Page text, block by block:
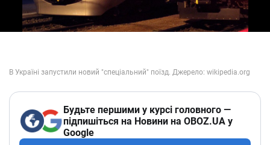
Будьте першими у курсі головного —
підпишіться на Новини на OBOZ.UA у
Google